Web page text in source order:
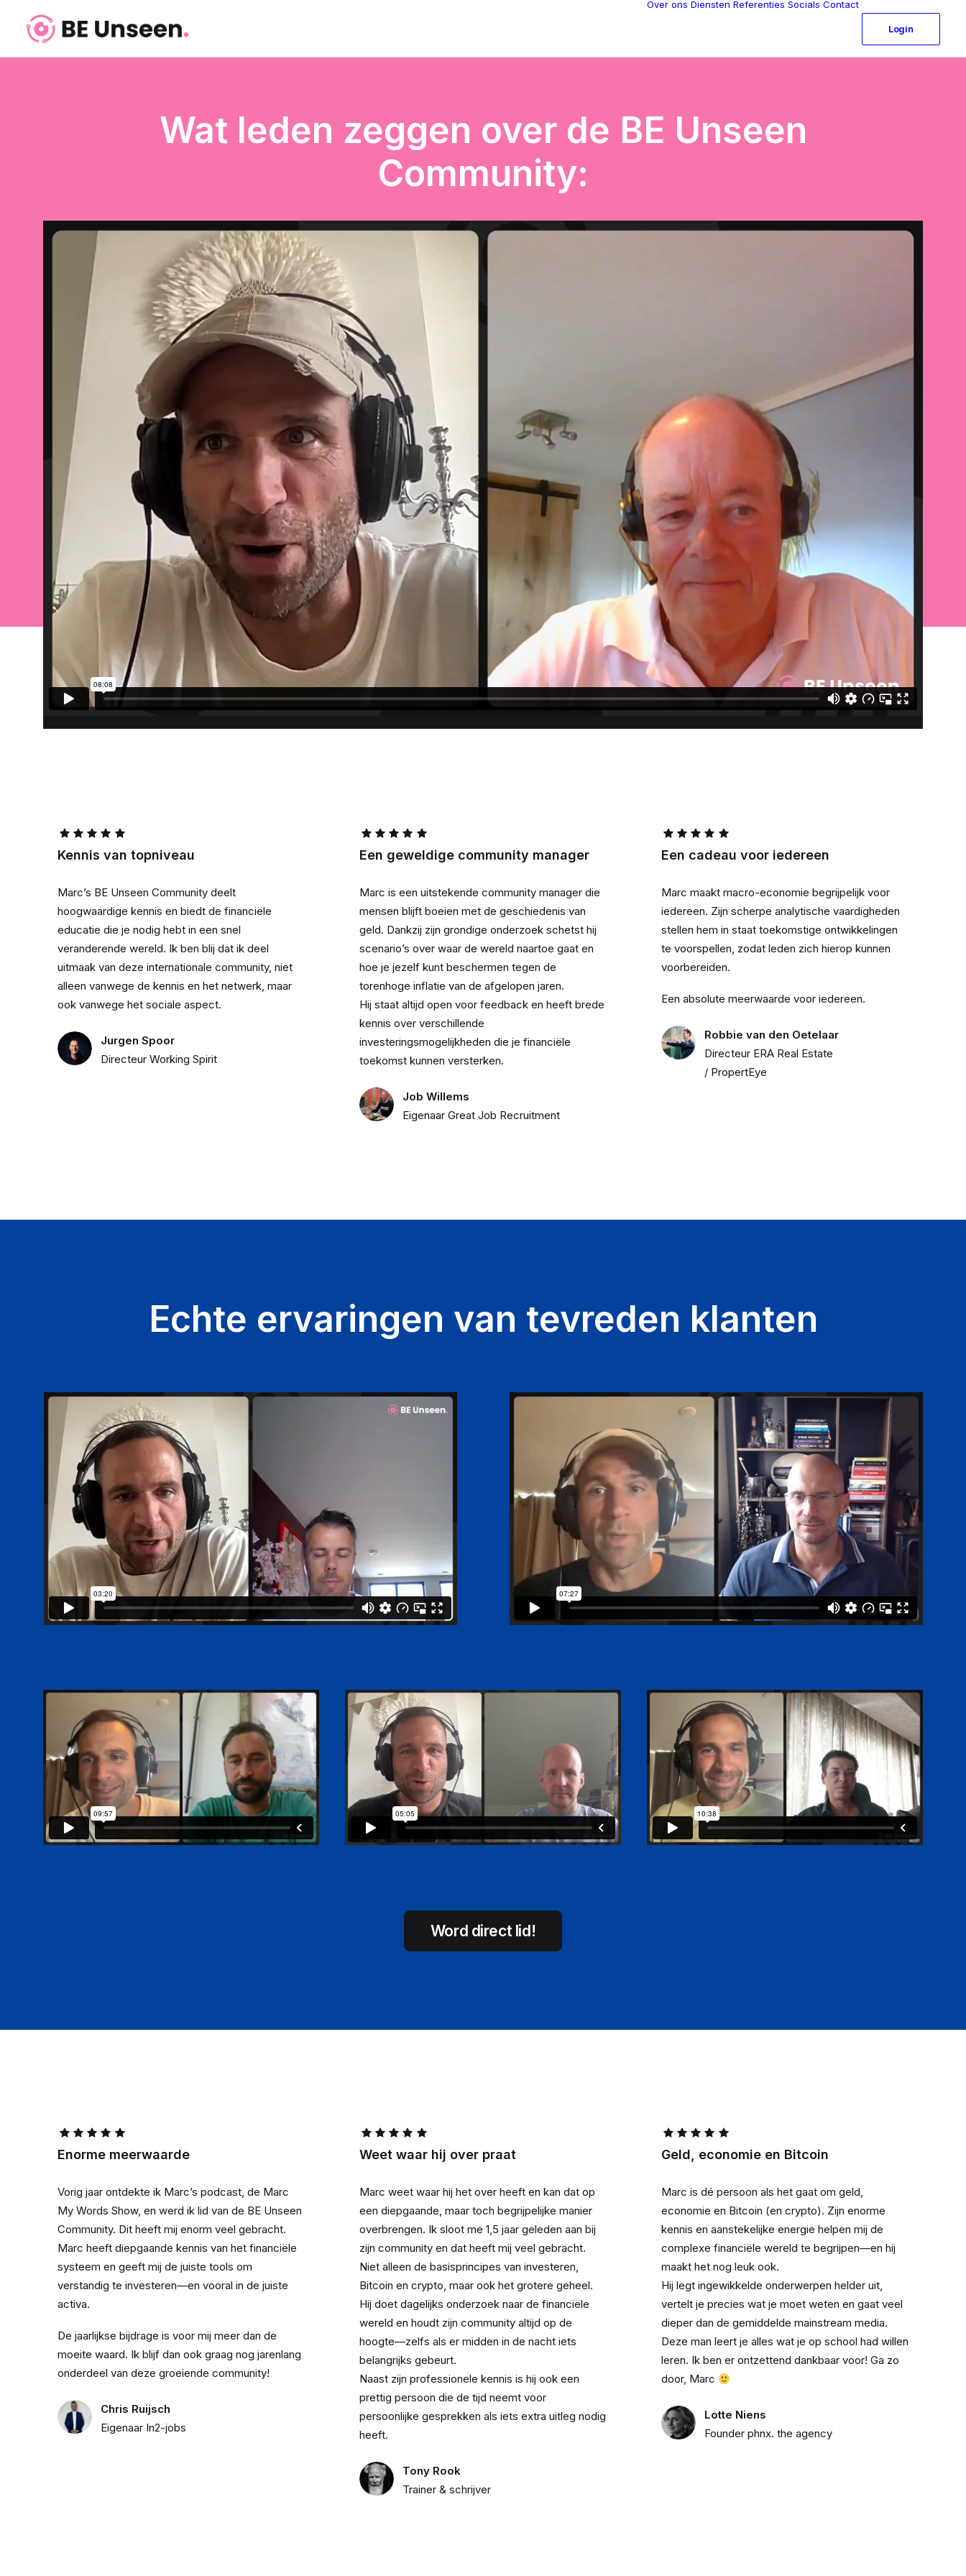
Over ons Diensten Referenties Socials Contact
Login
Wat leden zeggen over de BE Unseen
Community:
Kennis van topniveau
Marc’s BE Unseen Community deelt
hoogwaardige kennis en biedt de financiële
educatie die je nodig hebt in een snel
veranderende wereld. Ik ben blij dat ik deel
uitmaak van deze internationale community, niet
alleen vanwege de kennis en het netwerk, maar
ook vanwege het sociale aspect.
Jurgen Spoor
Directeur Working Spirit
Een geweldige community manager
Marc is een uitstekende community manager die
mensen blijft boeien met de geschiedenis van
geld. Dankzij zijn grondige onderzoek schetst hij
scenario’s over waar de wereld naartoe gaat en
hoe je jezelf kunt beschermen tegen de
torenhoge inflatie van de afgelopen jaren.
Hij staat altijd open voor feedback en heeft brede
kennis over verschillende
investeringsmogelijkheden die je financiële
toekomst kunnen versterken.
Job Willems
Eigenaar Great Job Recruitment
Een cadeau voor iedereen
Marc maakt macro-economie begrijpelijk voor
iedereen. Zijn scherpe analytische vaardigheden
stellen hem in staat toekomstige ontwikkelingen
te voorspellen, zodat leden zich hierop kunnen
voorbereiden.
Een absolute meerwaarde voor iedereen.
Robbie van den Oetelaar
Directeur ERA Real Estate
/ PropertEye
Echte ervaringen van tevreden klanten
Word direct lid!
Enorme meerwaarde
Vorig jaar ontdekte ik Marc’s podcast, de Marc
My Words Show, en werd ik lid van de BE Unseen
Community. Dit heeft mij enorm veel gebracht.
Marc heeft diepgaande kennis van het financiële
systeem en geeft mij de juiste tools om
verstandig te investeren—en vooral in de juiste
activa.
De jaarlijkse bijdrage is voor mij meer dan de
moeite waard. Ik blijf dan ook graag nog jarenlang
onderdeel van deze groeiende community!
Chris Ruijsch
Eigenaar In2-jobs
Weet waar hij over praat
Marc weet waar hij het over heeft en kan dat op
een diepgaande, maar toch begrijpelijke manier
overbrengen. Ik sloot me 1,5 jaar geleden aan bij
zijn community en dat heeft mij veel gebracht.
Niet alleen de basisprincipes van investeren,
Bitcoin en crypto, maar ook het grotere geheel.
Hij doet dagelijks onderzoek naar de financiële
wereld en houdt zijn community altijd op de
hoogte—zelfs als er midden in de nacht iets
belangrijks gebeurt.
Naast zijn professionele kennis is hij ook een
prettig persoon die de tijd neemt voor
persoonlijke gesprekken als iets extra uitleg nodig
heeft.
Tony Rook
Trainer & schrijver
Geld, economie en Bitcoin
Marc is dé persoon als het gaat om geld,
economie en Bitcoin (en crypto). Zijn enorme
kennis en aanstekelijke energie helpen mij de
complexe financiële wereld te begrijpen—en hij
maakt het nog leuk ook.
Hij legt ingewikkelde onderwerpen helder uit,
vertelt je precies wat je moet weten en gaat veel
dieper dan de gemiddelde mainstream media.
Deze man leert je alles wat je op school had willen
leren. Ik ben er ontzettend dankbaar voor! Ga zo
door, Marc
Lotte Niens
Founder phnx. the agency